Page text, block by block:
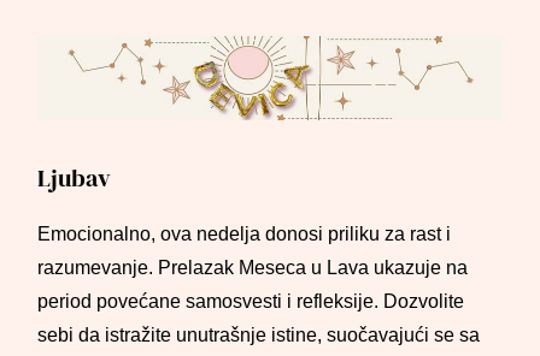
Ljubav
Emocionalno, ova nedelja donosi priliku za rast i
razumevanje. Prelazak Meseca u Lava ukazuje na
period povećane samosvesti i refleksije. Dozvolite
sebi da istražite unutrašnje istine, suočavajući se sa